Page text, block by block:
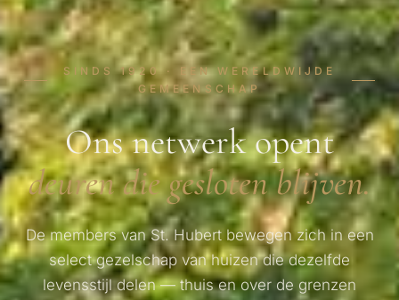
SINDS 1920 · EEN WERELDWIJDE
GEMEENSCHAP
Ons netwerk opent
deuren die gesloten blijven.
De members van St. Hubert bewegen zich in een
select gezelschap van huizen die dezelfde
levensstijl delen — thuis en over de grenzen